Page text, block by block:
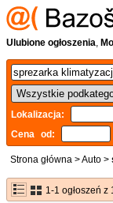
Ulubione ogłoszenia,
Lokalizacja:
Cena od:
Strona główna >Auto >
1-1 ogłoszeń z